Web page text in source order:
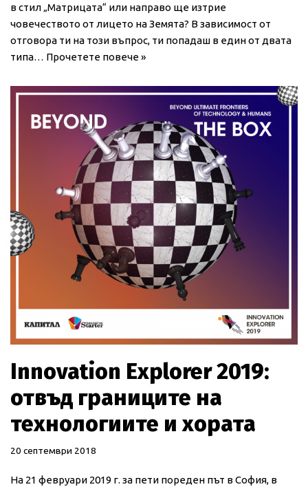
в стил „Матрицата“ или направо ще изтрие
човечеството от лицето на Земята? В зависимост от
отговора ти на този въпрос, ти попадаш в един от двата
типа… Прочетете повече »
Innovation Explorer 2019:
отвъд границите на
технологиите и хората
20 септември 2018
На 21 февруари 2019 г. за пети пореден път в София, в